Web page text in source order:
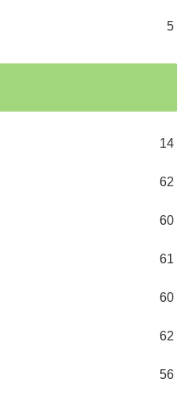
5
14
62
60
61
60
62
56